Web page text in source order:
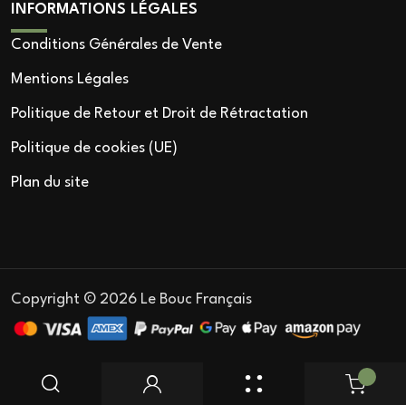
INFORMATIONS LÉGALES
Conditions Générales de Vente
Mentions Légales
Politique de Retour et Droit de Rétractation
Politique de cookies (UE)
Plan du site
Copyright © 2026 Le Bouc Français